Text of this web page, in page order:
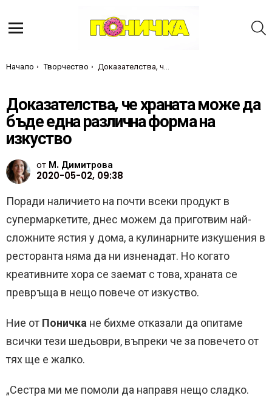
Ти си тук:
Начало Творчество Доказателства, че храната може да бъде една различна форма на изкуство
Доказателства, че храната може да
бъде една различна форма на
изкуство
от М. Димитрова
2020-05-02, 09:38
Поради наличието на почти всеки продукт в
супермаркетите, днес можем да приготвим най-
сложните ястия у дома, а кулинарните изкушения в
ресторанта няма да ни изненадат. Но когато
креативните хора се заемат с това, храната се
превръща в нещо повече от изкуство.
Ние от Поничка не бихме отказали да опитаме
всички тези шедьоври, въпреки че за повечето от
тях ще е жалко.
„Сестра ми ме помоли да направя нещо сладко.